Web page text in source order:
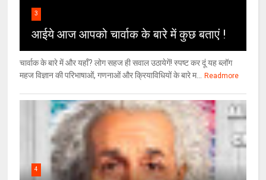
3
आईये आज आपको चार्वाक के बारे में कुछ बताएं !
चार्वाक के बारे में और यहाँ? लोग सहज ही सवाल उठायेगें! स्पष्ट कर दूं यह ब्लॉग
महज विज्ञान की परिभाषाओं, गणनाओं और क्रियाविधियों के बारे म... Readmore
4